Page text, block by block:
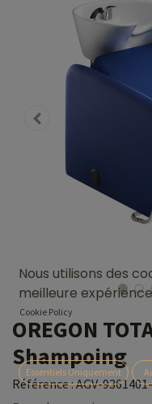
OREGON
Shampoing
Référence :AGV-
Nous utilisons des
meilleure
Cookie Policy
Essentiels Uniquement